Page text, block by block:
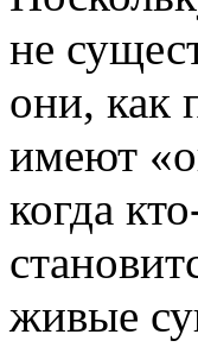
не
они, как
имеют
когда
живые